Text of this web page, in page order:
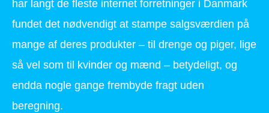
har langt de fleste internet forretninger i Danmark
fundet det nødvendigt at stampe salgsværdien på
mange af deres produkter – til drenge og piger, lige
så vel som til kvinder og mænd – betydeligt, og
endda nogle gange frembyde fragt uden
beregning.